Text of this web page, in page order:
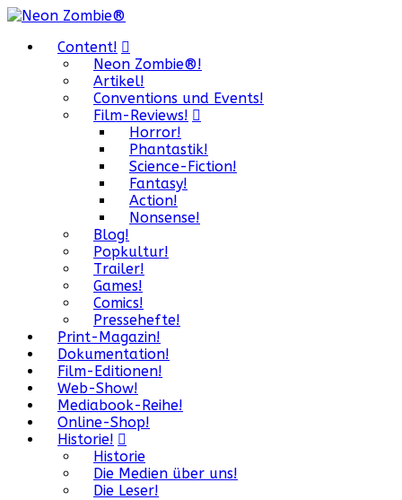
Content!
Neon Zombie®!
Artikel!
Conventions und Events!
Film-Reviews!
Horror!
Phantastik!
Science-Fiction!
Fantasy!
Action!
Nonsense!
Blog!
Popkultur!
Trailer!
Games!
Comics!
Pressehefte!
Print-Magazin!
Dokumentation!
Film-Editionen!
Web-Show!
Mediabook-Reihe!
Online-Shop!
Historie!
Historie
Die Medien über uns!
Die Leser!